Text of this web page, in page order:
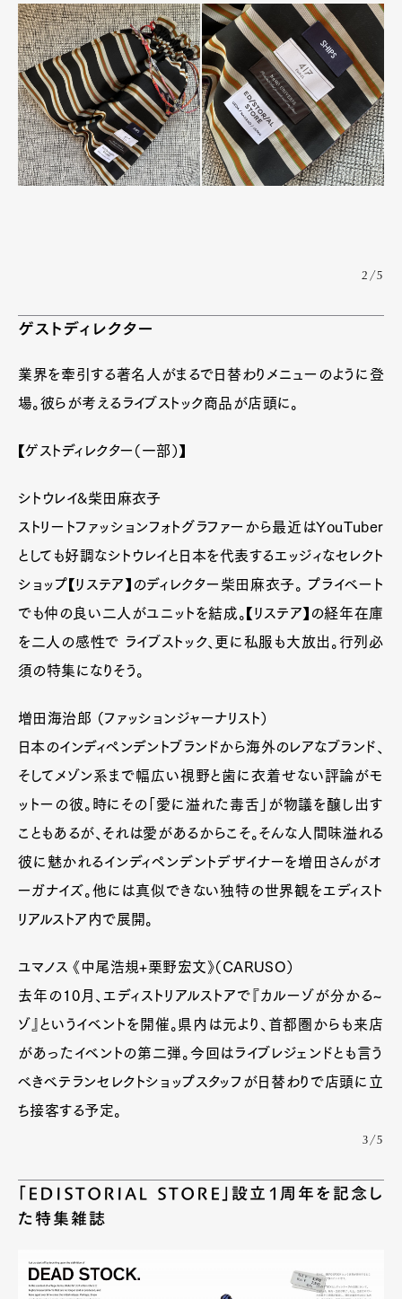
2/5
ゲストディレクター
業界を牽引する著名人がまるで日替わりメニューのように登
場。彼らが考えるライブストック商品が店頭に。
【ゲストディレクター（一部）】
シトウレイ&柴田麻衣子
ストリートファッションフォトグラファーから最近はYouTuber
としても好調なシトウレイと日本を代表するエッジィなセレクト
ショップ【リステア】のディレクター柴田麻衣子。 プライベート
でも仲の良い二人がユニットを結成。【リステア】の経年在庫
を二人の感性で ライブストック、更に私服も大放出。行列必
須の特集になりそう。
増田海治郎 （ファッションジャーナリスト）
日本のインディペンデントブランドから海外のレアなブランド、
そしてメゾン系まで幅広い視野と歯に衣着せない評論がモ
ットーの彼。時にその「愛に溢れた毒舌」が物議を醸し出す
こともあるが、それは愛があるからこそ。そんな人間味溢れる
彼に魅かれるインディペンデントデザイナーを増田さんがオ
ーガナイズ。他には真似できない独特の世界観をエディスト
リアルストア内で展開。
ユマノス 《中尾浩規+栗野宏文》（CARUSO）
去年の10月、エディストリアルストアで『カルーゾが分かる~
ゾ』というイベントを開催。県内は元より、首都圏からも来店
があったイベントの第二弾。今回はライブレジェンドとも言う
べきベテランセレクトショップスタッフが日替わりで店頭に立
ち接客する予定。
3/5
「EDISTORIAL STORE」設立1周年を記念し
た特集雑誌